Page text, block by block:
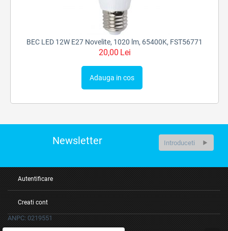
BEC LED 12W E27 Novelite, 1020 lm, 65400K, FST56771
20,00 Lei
Adauga in cos
Newsletter
Autentificare
Creati cont
ANPC: 0219551